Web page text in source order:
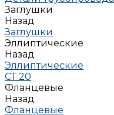
Заглушки
Назад
Заглушки
Эллиптические
Назад
Эллиптические
СТ 20
Фланцевые
Назад
Фланцевые